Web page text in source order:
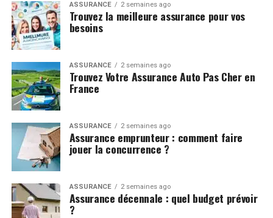
ASSURANCE 2 semaines ago
Trouvez la meilleure assurance pour vos
besoins
ASSURANCE 2 semaines ago
Trouvez Votre Assurance Auto Pas Cher en
France
ASSURANCE 2 semaines ago
Assurance emprunteur : comment faire
jouer la concurrence ?
ASSURANCE 2 semaines ago
Assurance décennale : quel budget prévoir
?